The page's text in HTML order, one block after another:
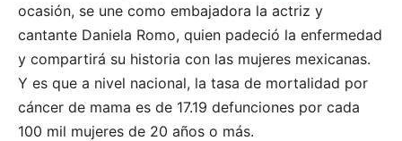
ocasión, se une como embajadora la actriz y
cantante Daniela Romo, quien padeció la enfermedad
y compartirá su historia con las mujeres mexicanas.
Y es que a nivel nacional, la tasa de mortalidad por
cáncer de mama es de 17.19 defunciones por cada
100 mil mujeres de 20 años o más.